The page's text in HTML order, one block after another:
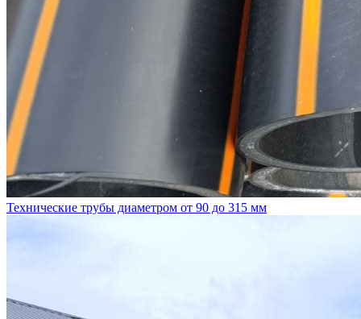
Технические трубы диаметром от 90 до 315 мм